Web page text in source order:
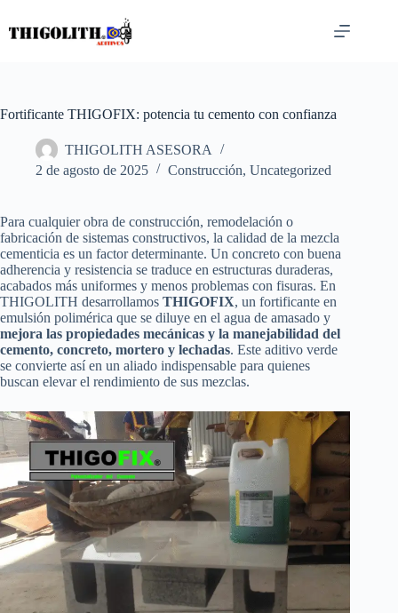
contenido
Fortificante THIGOFIX: potencia tu cemento con confianza
THIGOLITH ASESORA
2 de agosto de 2025
Construcción, Uncategorized
Para cualquier obra de construcción, remodelación o
fabricación de sistemas constructivos, la calidad de la mezcla
cementicia es un factor determinante. Un concreto con buena
adherencia y resistencia se traduce en estructuras duraderas,
acabados más uniformes y menos problemas con fisuras. En
THIGOLITH desarrollamos THIGOFIX, un fortificante en
emulsión polimérica que se diluye en el agua de amasado y
mejora las propiedades mecánicas y la manejabilidad del
cemento, concreto, mortero y lechadas. Este aditivo verde
se convierte así en un aliado indispensable para quienes
buscan elevar el rendimiento de sus mezclas.